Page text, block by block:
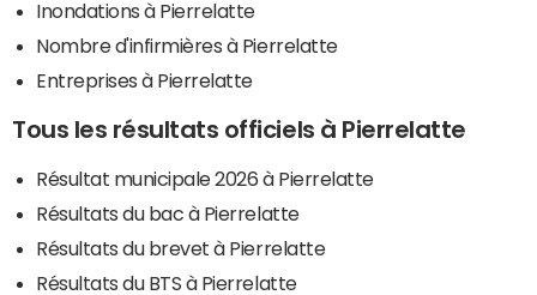
Inondations à Pierrelatte
Nombre d'infirmières à Pierrelatte
Entreprises à Pierrelatte
Tous les résultats officiels à Pierrelatte
Résultat municipale 2026 à Pierrelatte
Résultats du bac à Pierrelatte
Résultats du brevet à Pierrelatte
Résultats du BTS à Pierrelatte